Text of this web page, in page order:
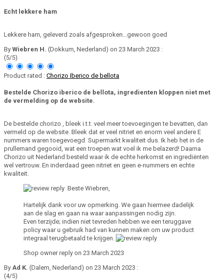
Echt lekkere ham
Lekkere ham, geleverd zoals afgesproken...gewoon goed
By Wiebren H. (Dokkum, Nederland) on 23 March 2023 :
(5/5)
Product rated : Chorizo Iberico de bellota
Bestelde Chorizo iberico de bellota, ingredienten kloppen niet met
de vermelding op de website.
De bestelde chorizo , bleek i.t.t. veel meer toevoegingen te bevatten, dan
vermeld op de website. Bleek dat er veel nitriet en enorm veel andere E
nummers waren toegevoegd. Supermarkt kwaliteit dus. Ik heb het in de
prullemand gegooid, wat een troepen wat voel ik me belazerd! Daarna
Chorizo uit Nederland besteld waar ik de echte herkomst en ingrediënten
wel vertrouw. En inderdaad geen nitriet en geen e-nummers en echte
kwaliteit.
Beste Wiebren,
Hartelijk dank voor uw opmerking. We gaan hiermee dadelijk
aan de slag en gaan na waar aanpassingen nodig zijn.
Even terzijde; indien niet tevreden hebben we een teruggave
policy waar u gebruik had van kunnen maken om uw product
integraal terugbetaald te krijgen.
Shop owner reply on 23 March 2023
By Ad K. (Dalem, Nederland) on 23 March 2023 :
(4/5)